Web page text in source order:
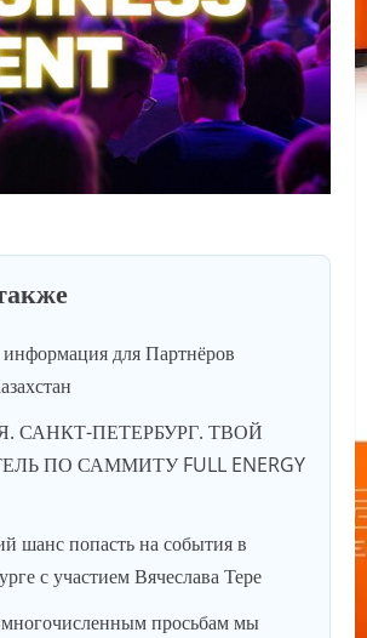
для Партнёров
САНКТ-ПЕТЕРБУРГ. ТВОЙ
ПО САММИТУ FULL ENERGY
шанс попасть на события в
с участием Вячеслава Тере
просьбам мы